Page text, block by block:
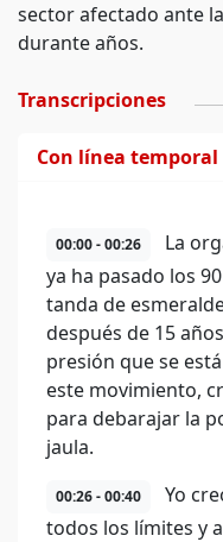
sector afectado ante
durante años.
Transcripciones
Con línea temporal
00:00 - 00:26
La
ya ha pasado los
tanda de
después de 15
presión que se
este movimiento,
para debarajar la
jaula.
00:26 - 00:40
Yo
todos los límites y